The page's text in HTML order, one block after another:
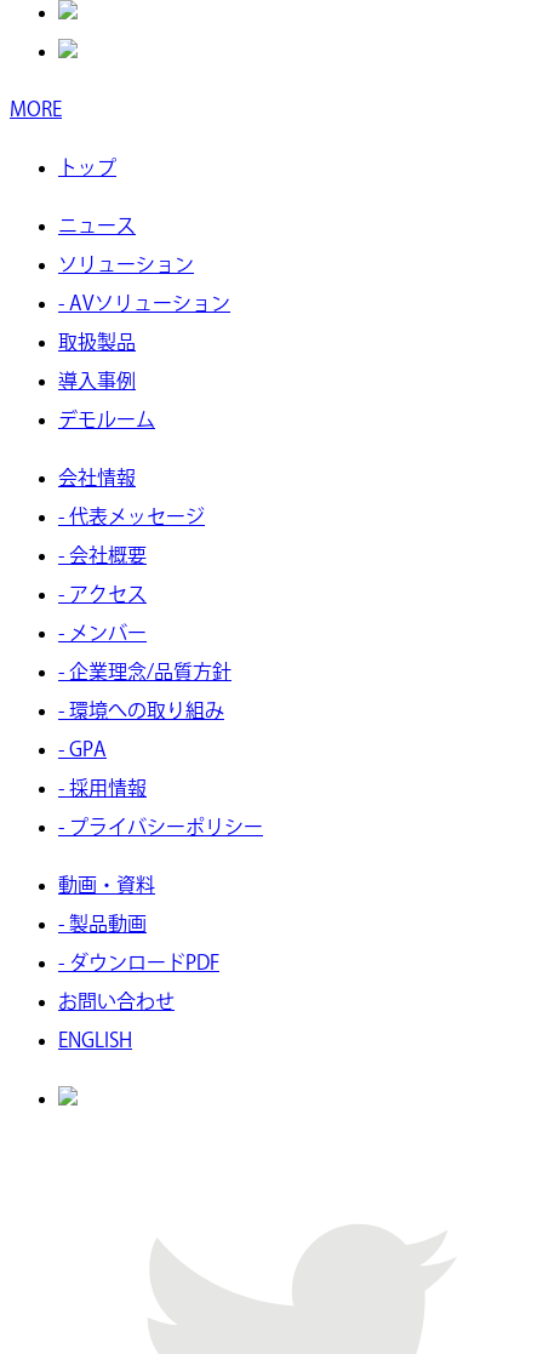
MORE
トップ
ニュース
ソリューション
- AVソリューション
取扱製品
導入事例
デモルーム
会社情報
- 代表メッセージ
- 会社概要
- アクセス
- メンバー
- 企業理念/品質方針
- 環境への取り組み
- GPA
- 採用情報
- プライバシーポリシー
動画・資料
- 製品動画
- ダウンロードPDF
お問い合わせ
ENGLISH